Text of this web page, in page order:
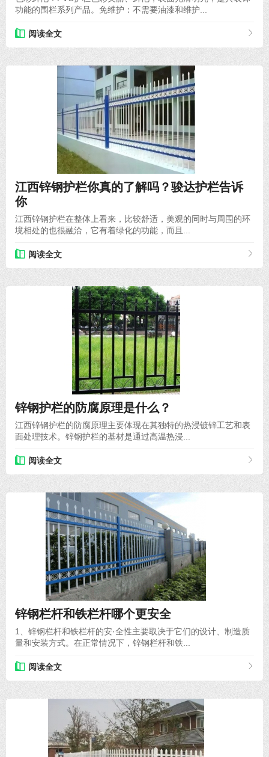
功能的围栏系列产品。免维护：不需要油漆和维护...
阅读全文
江西锌钢护栏你真的了解吗？骏达护栏告诉
你
江西锌钢护栏在整体上看来，比较舒适，美观的同时与周围的环
境相处的也很融洽，它有着绿化的功能，而且...
阅读全文
锌钢护栏的防腐原理是什么？
江西锌钢护栏的防腐原理主要体现在其独特的热浸镀锌工艺和表
面处理技术。锌钢护栏的基材是通过高温热浸...
阅读全文
锌钢栏杆和铁栏杆哪个更安全
1、锌钢栏杆和铁栏杆的安·全性主要取决于它们的设计、制造质
量和安装方式。在正常情况下，锌钢栏杆和铁...
阅读全文